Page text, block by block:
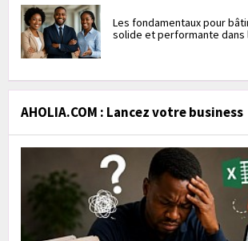
Les fondamentaux pour
solide et performante dans
AHOLIA.COM : Lancez votre business